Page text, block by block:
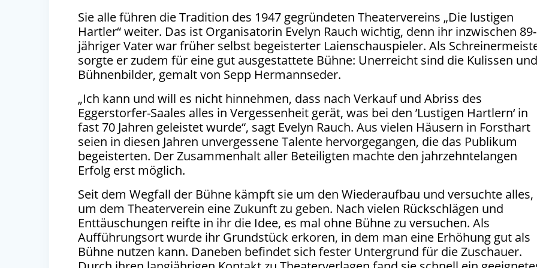
Sie alle führen die Tradition des 1947 gegründeten Theatervereins „Die lustigen
Hartler“ weiter. Das ist Organisatorin Evelyn Rauch wichtig, denn ihr inzwischen 89-
jähriger Vater war früher selbst begeisterter Laienschauspieler. Als
sorgte er zudem für eine gut ausgestattete Bühne: Unerreicht sind die Kulissen und
Bühnenbilder, gemalt von Sepp Hermannseder.
„Ich kann und will es nicht hinnehmen, dass nach Verkauf und Abriss des
Eggerstorfer-Saales alles in Vergessenheit gerät, was bei den ’Lustigen Hartlern‘ in
fast 70 Jahren geleistet wurde“, sagt Evelyn Rauch. Aus vielen Häusern in Forsthart
seien in diesen Jahren unvergessene Talente hervorgegangen, die das Publikum
begeisterten. Der Zusammenhalt aller Beteiligten machte den jahrzehntelangen
Erfolg erst möglich.
Seit dem Wegfall der Bühne kämpft sie um den Wiederaufbau und versuchte alles,
um dem Theaterverein eine Zukunft zu geben. Nach vielen Rückschlägen und
Enttäuschungen reifte in ihr die Idee, es mal ohne Bühne zu versuchen. Als
Aufführungsort wurde ihr Grundstück erkoren, in dem man eine Erhöhung gut als
Bühne nutzen kann. Daneben befindet sich fester Untergrund für die Zuschauer.